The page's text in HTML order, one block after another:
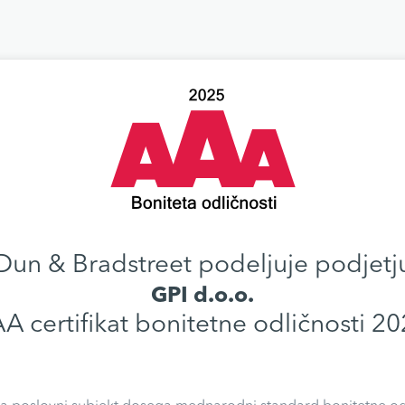
& Bradstreet podeljuje
GPI d.o.o.
certifikat bonitetne odličnosti